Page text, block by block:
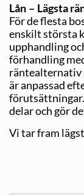
Lån – Lägsta
För de flesta
enskilt största
upphandling
förhandling
räntealternativ
är anpassad
delar och gör
Vi tar fram